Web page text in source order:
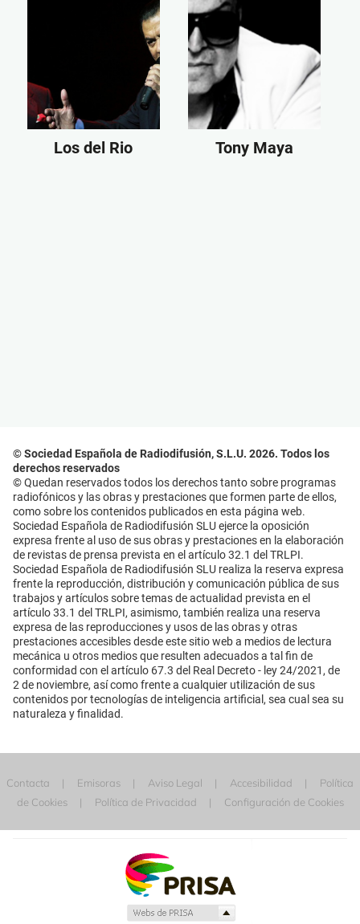
Los del Rio Tony Maya
© Sociedad Española de Radiodifusión, S.L.U. 2026. Todos los
derechos reservados
© Quedan reservados todos los derechos tanto sobre programas
radiofónicos y las obras y prestaciones que formen parte de ellos,
como sobre los contenidos publicados en esta página web.
Sociedad Española de Radiodifusión SLU ejerce la oposición
expresa frente al uso de sus obras y prestaciones en la elaboración
de revistas de prensa prevista en el artículo 32.1 del TRLPI.
Sociedad Española de Radiodifusión SLU realiza la reserva expresa
frente la reproducción, distribución y comunicación pública de sus
trabajos y artículos sobre temas de actualidad prevista en el
artículo 33.1 del TRLPI, asimismo, también realiza una reserva
expresa de las reproducciones y usos de las obras y otras
prestaciones accesibles desde este sitio web a medios de lectura
mecánica u otros medios que resulten adecuados a tal fin de
conformidad con el artículo 67.3 del Real Decreto - ley 24/2021, de
2 de noviembre, así como frente a cualquier utilización de sus
contenidos por tecnologías de inteligencia artificial, sea cual sea su
naturaleza y finalidad.
Contacta Emisoras Aviso Legal Accesibilidad
Política
de Cookies
Política de Privacidad Configuración de Cookies